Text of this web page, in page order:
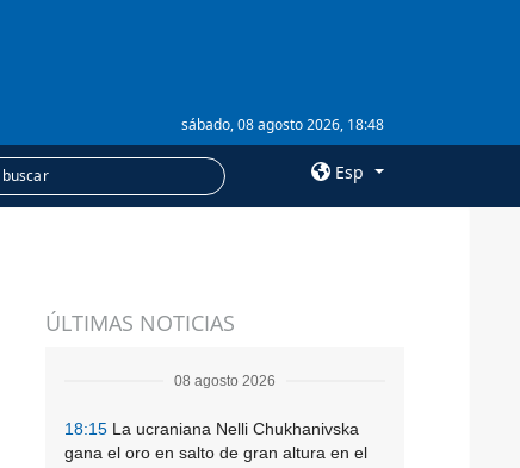
sábado, 08 agosto 2026, 18:48
Esp
Suscripción
ÚLTIMAS NOTICIAS
08 agosto 2026
18:15 La ucraniana Nelli Chukhanivska
gana el oro en salto de gran altura en el